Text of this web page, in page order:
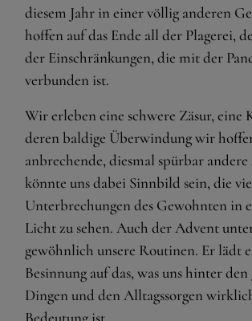
diesem Jahr in einer völlig anderen
hoffen auf das Ende all der Plagerei,
der Einschränkungen, die mit der
verbunden ist.
Wir erleben eine schwere Zäsur, eine
deren baldige Überwindung wir
anbrechende, diesmal spürbar
könnte uns dabei Sinnbild sein, die
Unterbrechungen des Gewohnten in
Licht zu sehen. Auch der Advent
gewöhnlich unsere Routinen. Er lädt
Besinnung auf das, was uns hinter
Dingen und den Alltagssorgen